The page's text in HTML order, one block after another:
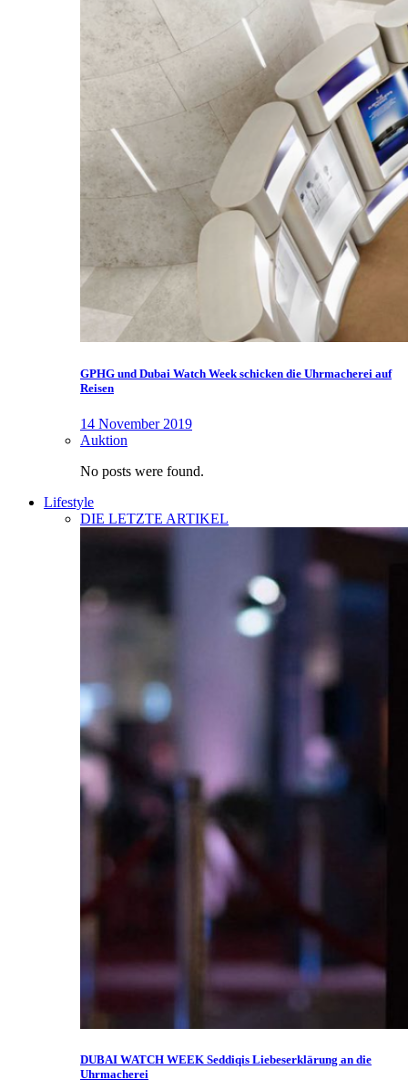
GPHG und Dubai Watch Week schicken die Uhrmacherei auf
Reisen
14 November 2019
Auktion
No posts were found.
Lifestyle
DIE LETZTE ARTIKEL
DUBAI WATCH WEEK Seddiqis Liebeserklärung an die
Uhrmacherei